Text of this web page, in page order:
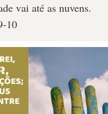
vai até as nuvens.
10